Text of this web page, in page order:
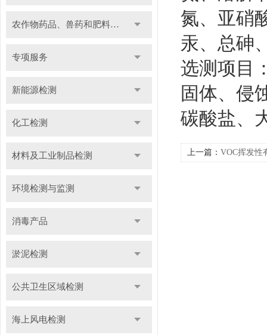
农作物药品、兽药和肥料检测
专项服务
新能源检测
化工检测
材料及工业制品检测
环境检测与监测
消毒产品
淤泥检测
公共卫生区域检测
海上风电检测
氮、亚硝
汞、总砷
选测项目
固体、侵
碳酸盐、
上一篇： VOC挥发性